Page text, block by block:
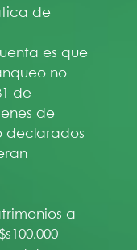
de
es que
no
de
de
declarados
a